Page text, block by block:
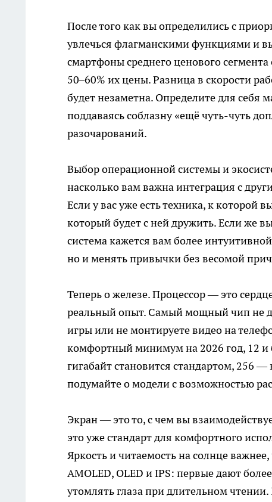
После того как вы определились с
увлечься флагманскими функциями и
смартфоны среднего ценового
50–60% их цены. Разница в скорости
будет незаметна. Определите для себя
поддаваясь соблазну «ещё чуть-чуть
разочарований.
Выбор операционной системы и
насколько вам важна интеграция с
Если у вас уже есть техника, к
который будет с ней дружить. Если же
система кажется вам более
но и менять привычки без весомой
Теперь о железе. Процессор — это
реальный опыт. Самый мощный чип не
игры или не монтируете видео на
комфортный минимум на 2026 год, 12 и
гигабайт становится стандартом, 256
подумайте о модели с возможностью
Экран — это то, с чем вы
это уже стандарт для комфортного
Яркость и читаемость на солнце
AMOLED, OLED и IPS: первые дают
утомлять глаза при длительном